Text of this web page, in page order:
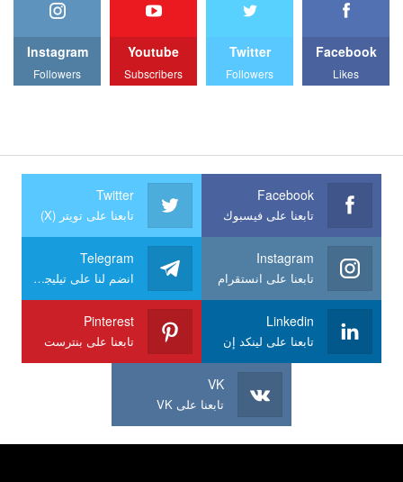
Facebook
Likes
Twitter
Followers
Youtube
Subscribers
Instagram
Followers
Facebook
تابعنا على فيسبوك
Twitter
تابعنا على تويتر (X)
Instagram
تابعنا على انستقرام
Telegram
انضم لنا على تيليجرام
Linkedin
تابعنا على لينكد إن
Pinterest
تابعنا على بنترست
VK
تابعنا على VK